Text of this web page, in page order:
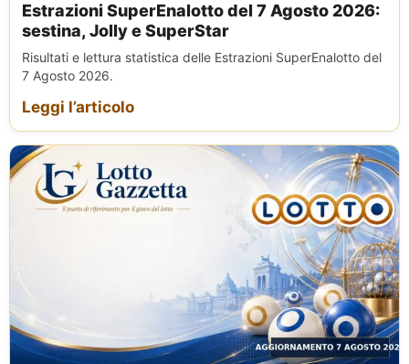
Estrazioni SuperEnalotto del 7 Agosto 2026:
sestina, Jolly e SuperStar
Risultati e lettura statistica delle Estrazioni SuperEnalotto del
7 Agosto 2026.
Leggi l’articolo